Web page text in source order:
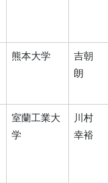
熊本大学
吉朝
朗
室蘭工業大
学
川村
幸裕